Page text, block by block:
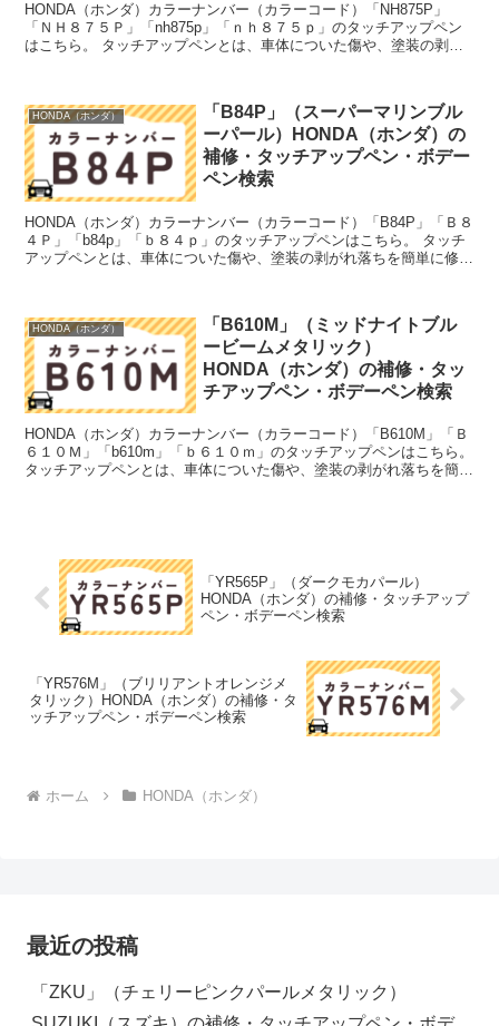
HONDA（ホンダ）カラーナンバー（カラーコード）「NH875P」
「ＮＨ８７５Ｐ」「nh875p」「ｎｈ８７５ｐ」のタッチアップペン
はこちら。 タッチアップペンとは、車体についた傷や、塗装の剥が
HONDA（ホンダ）
「B84P」（スーパーマリンブル
ーパール）HONDA（ホンダ）の
補修・タッチアップペン・ボデー
ペン検索
HONDA（ホンダ）カラーナンバー（カラーコード）「B84P」「Ｂ８
４Ｐ」「b84p」「ｂ８４ｐ」のタッチアップペンはこちら。 タッチ
アップペンとは、車体についた傷や、塗装の剥がれ落ちを簡単に修正
HONDA（ホンダ）
「B610M」（ミッドナイトブル
ービームメタリック）
HONDA（ホンダ）の補修・タッ
チアップペン・ボデーペン検索
HONDA（ホンダ）カラーナンバー（カラーコード）「B610M」「Ｂ
６１０Ｍ」「b610m」「ｂ６１０ｍ」のタッチアップペンはこちら。
タッチアップペンとは、車体についた傷や、塗装の剥がれ落ちを簡単
「YR565P」（ダークモカパール）
HONDA（ホンダ）の補修・タッチアップ
ペン・ボデーペン検索
「YR576M」（ブリリアントオレンジメ
タリック）HONDA（ホンダ）の補修・タ
ッチアップペン・ボデーペン検索
ホーム HONDA（ホンダ）
最近の投稿
「ZKU」（チェリーピンクパールメタリック）